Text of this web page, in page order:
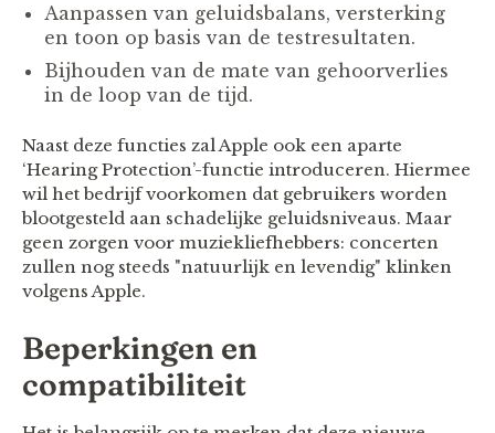
Aanpassen van geluidsbalans, versterking
en toon op basis van de testresultaten.
Bijhouden van de mate van gehoorverlies
in de loop van de tijd.
Naast deze functies zal Apple ook een aparte
‘Hearing Protection’-functie introduceren. Hiermee
wil het bedrijf voorkomen dat gebruikers worden
blootgesteld aan schadelijke geluidsniveaus. Maar
geen zorgen voor muziekliefhebbers: concerten
zullen nog steeds "natuurlijk en levendig" klinken
volgens Apple.
Beperkingen en
compatibiliteit